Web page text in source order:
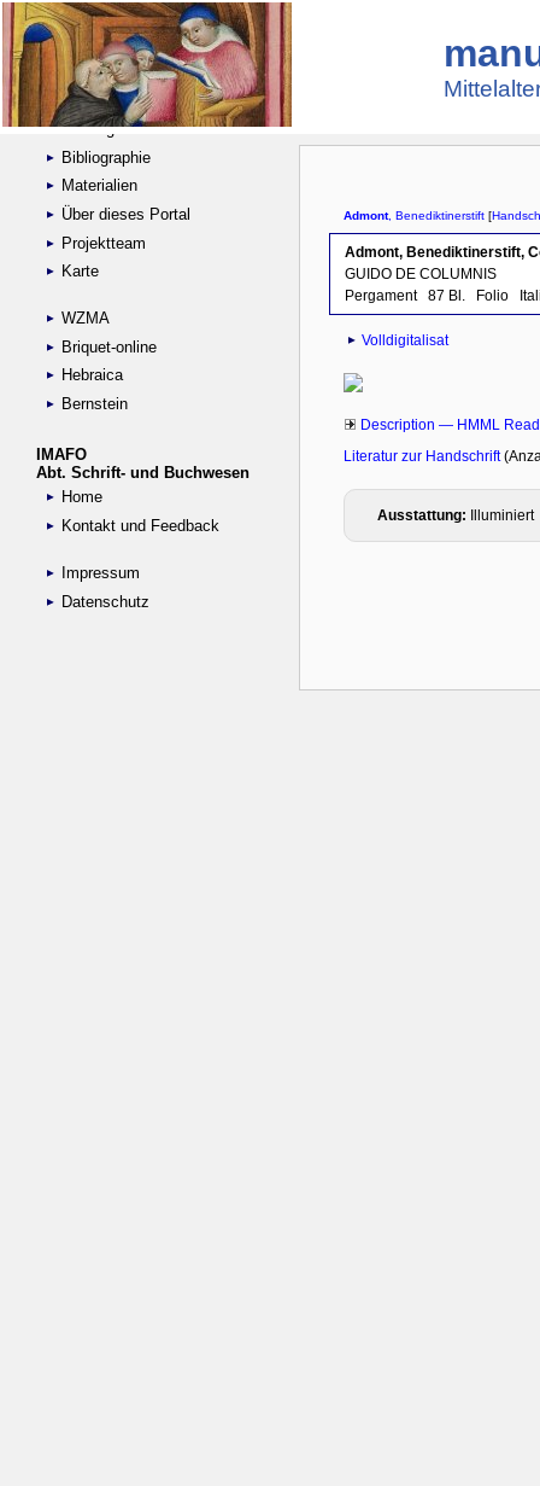
Suche
Handschriftensammlungen
Digitalisierte Handschriften
Kataloge
Bibliographie
Materialien
Über dieses Portal
Projektteam
Karte
WZMA
Briquet-online
Hebraica
Bernstein
IMAFO
Abt. Schrift- und Buchwesen
Home
Kontakt und Feedback
Impressum
Datenschutz